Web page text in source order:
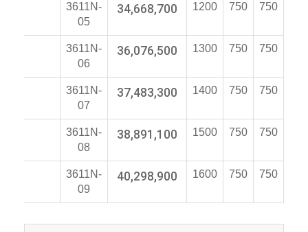
750
750
1200
34,668,700
3611N-
05
750
750
1300
36,076,500
3611N-
06
750
750
1400
37,483,300
3611N-
07
750
750
1500
38,891,100
3611N-
08
750
750
1600
40,298,900
3611N-
09